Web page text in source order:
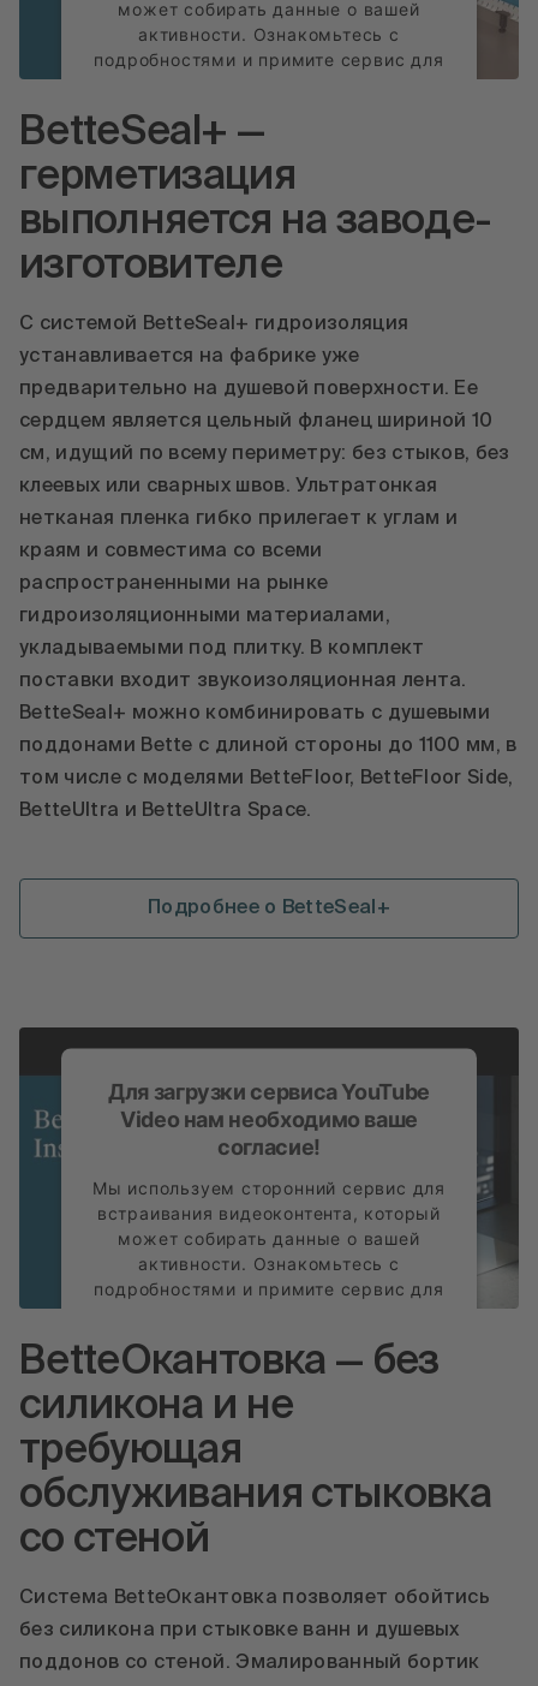
может собирать данные о вашей
активности. Ознакомьтесь с
подробностями и примите сервис для
Подробнее
Принять
powered by Usercentrics Consent
Management Platform
BetteSeal+ —
герметизация
выполняется на заводе-
изготовителе
С системой BetteSeal+ гидроизоляция
устанавливается на фабрике уже
предварительно на душевой поверхности. Ее
сердцем является цельный фланец шириной 10
см, идущий по всему периметру: без стыков, без
клеевых или сварных швов. Ультратонкая
нетканая пленка гибко прилегает к углам и
краям и совместима со всеми
распространенными на рынке
гидроизоляционными материалами,
укладываемыми под плитку. В комплект
поставки входит звукоизоляционная лента.
BetteSeal+ можно комбинировать с душевыми
поддонами Bette с длиной стороны до 1100 мм, в
том числе с моделями BetteFloor, BetteFloor Side,
BetteUltra и BetteUltra Space.
Подробнее о BetteSeal+
Для загрузки сервиса YouTube
Video нам необходимо ваше
согласие!
Мы используем сторонний сервис для
встраивания видеоконтента, который
может собирать данные о вашей
активности. Ознакомьтесь с
подробностями и примите сервис для
Подробнее
Принять
powered by Usercentrics Consent
Management Platform
BetteОкантовка — без
силикона и не
требующая
обслуживания стыковка
со стеной
Система BetteОкантовка позволяет обойтись
без силикона при стыковке ванн и душевых
поддонов со стеной. Эмалированный бортик